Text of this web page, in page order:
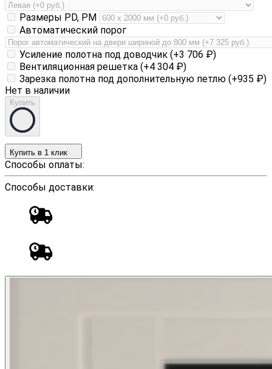
Размеры PD, PM
Автоматический порог
Усиление полотна под доводчик (+3 706 ₽)
Вентиляционная решетка (+4 304 ₽)
Зарезка полотна под дополнительную петлю (+935 ₽)
Нет в наличии
Купить
Купить в 1 клик
Способы оплаты:
Способы доставки: